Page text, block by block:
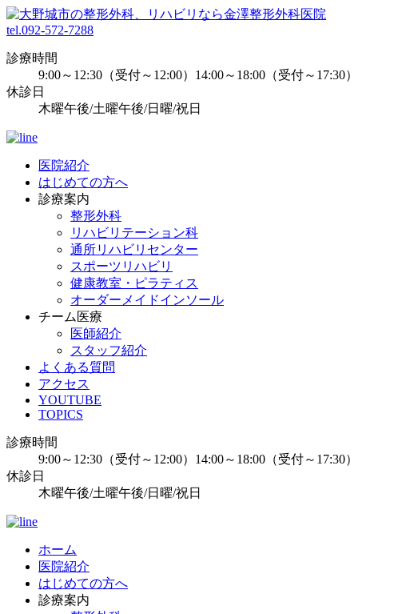
tel.092-572-7288
診療時間
9:00～12:30（受付～12:00）14:00～18:00（受付～17:30）
休診日
木曜午後/土曜午後/日曜/祝日
医院紹介
はじめての方へ
診療案内
整形外科
リハビリテーション科
通所リハビリセンター
スポーツリハビリ
健康教室・ピラティス
オーダーメイドインソール
チーム医療
医師紹介
スタッフ紹介
よくある質問
アクセス
YOUTUBE
TOPICS
診療時間
9:00～12:30（受付～12:00）14:00～18:00（受付～17:30）
休診日
木曜午後/土曜午後/日曜/祝日
ホーム
医院紹介
はじめての方へ
診療案内